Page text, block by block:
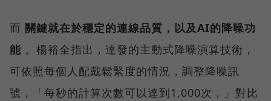
而 關鍵就在於穩定的連線品質，以及AI的降噪功
能 。楊裕全指出，達發的主動式降噪演算技術，
可依照每個人配戴鬆緊度的情況，調整降噪訊
號，「每秒的計算次數可以達到1,000次，」對比